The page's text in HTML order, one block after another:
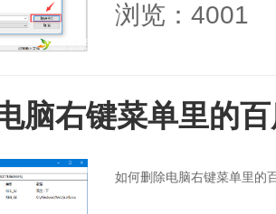
浏览：4001
脑右键菜单里的
如何删除电脑右键菜单里的